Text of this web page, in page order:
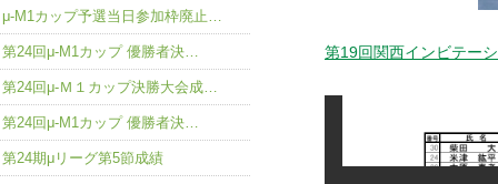
第19回関西インビテー
μ-M1カップ予選当日参加枠廃止…
第24回μ-M1カップ 優勝者決…
第24回μ-Ｍ１カップ決勝大会成…
第24回μ-M1カップ 優勝者決…
第24期μリーグ第5節成績